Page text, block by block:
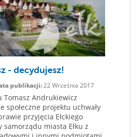
- decydujesz!
publikacji:22 Września 2017
Tomasz Andrukiewicz
społeczne projektu uchwały
przyjęcia Ełckiego
samorządu miasta Ełku z